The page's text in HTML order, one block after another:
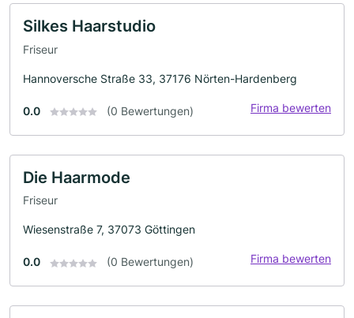
Silkes Haarstudio
Friseur
Hannoversche Straße 33, 37176 Nörten-Hardenberg
0.0 (0 Bewertungen) Firma bewerten
Die Haarmode
Friseur
Wiesenstraße 7, 37073 Göttingen
0.0 (0 Bewertungen) Firma bewerten